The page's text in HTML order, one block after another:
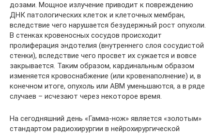
дозами. Мощное излучение приводит к повреждению
ДНК патологических клеток и клеточных мембран,
вследствие чего нарушается безудержный рост опухоли.
В стенках кровеносных сосудов происходит
пролиферация эндотелия (внутреннего слоя сосудистой
стенки), вследствие чего просвет их сужается и вовсе
закрывается. Таким образом, кардинальным образом
изменяется кровоснабжение (или кровенаполнение) и, в
конечном итоге, опухоль или АВМ уменьшаются, а в ряде
случаев – исчезают через некоторое время.
На сегодняшний день «Гамма-нож» является «золотым»
стандартом радиохирургии в нейрохирургической